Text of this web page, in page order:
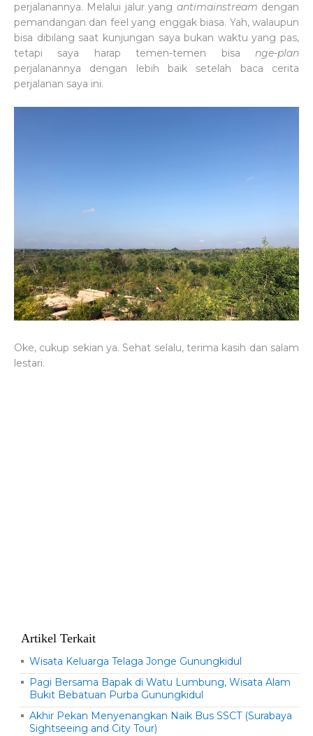
perjalanannya. Melalui jalur yang antimainstream dengan
pemandangan dan feel yang enggak biasa. Yah, walaupun
bisa dibilang saat kunjungan saya bukan waktu yang pas,
tetapi saya harap temen-temen bisa nge-plan
perjalanannya dengan lebih baik setelah baca cerita
perjalanan saya ini.
Oke, cukup sekian ya. Sehat selalu, terima kasih dan salam
lestari.
Artikel Terkait
Wisata Keluarga Telaga Jonge Gunungkidul
Pagi Bersama Bapak di Watu Lumbung, Wisata Alam
Bukit Bebatuan Purba Gunungkidul
Akhir Pekan Menyenangkan Naik Bus SSCT (Surabaya
Sightseeing and City Tour)